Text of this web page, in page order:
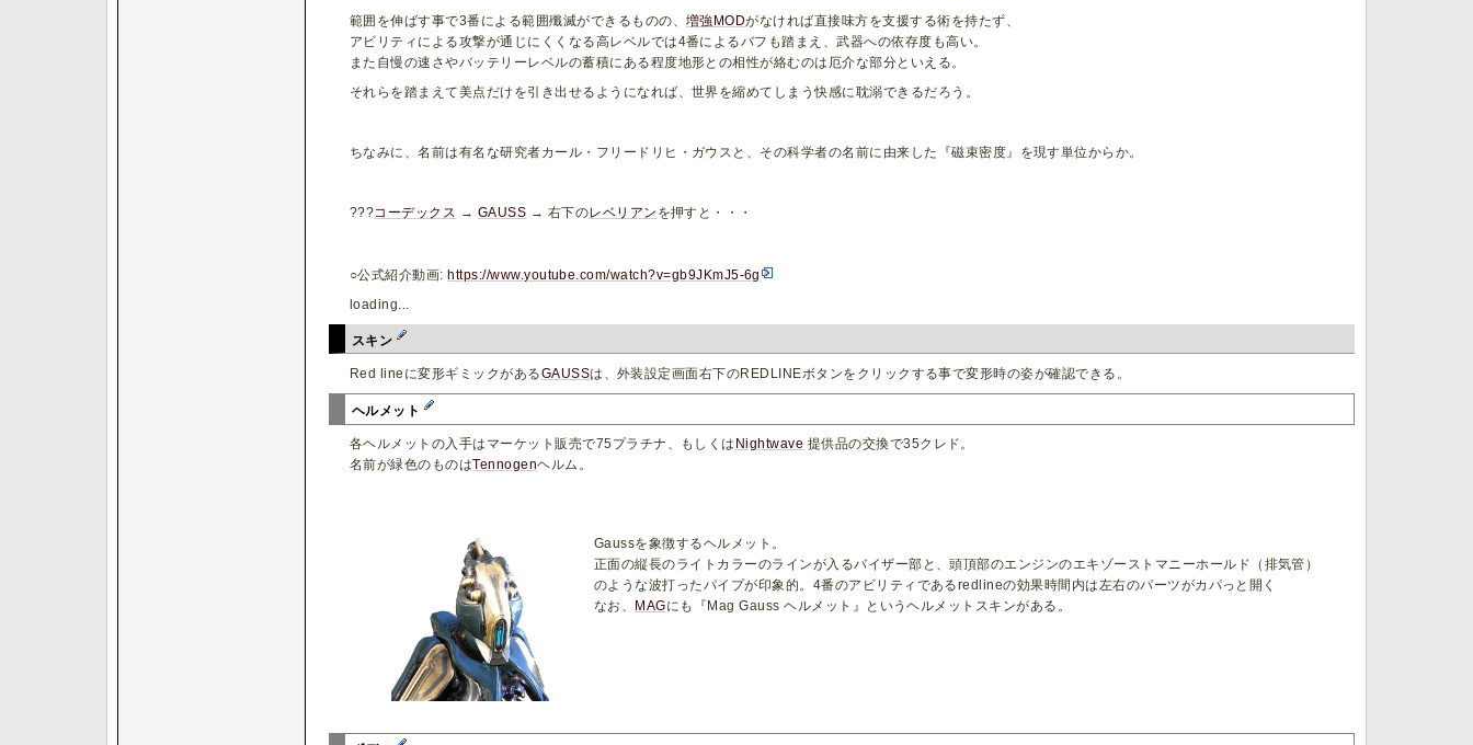
範囲を伸ばす事で3番による範囲殲滅ができるものの、 増強MODがなければ直接味方を支援する術を持たず、
アビリティによる攻撃が通じにくくなる高レベルでは4番によるバフも踏まえ、武器への依存度も高い。
また自慢の速さやバッテリーレベルの蓄積にある程度地形との相性が絡むのは厄介な部分といえる。
それらを踏まえて美点だけを引き出せるようになれば、世界を縮めてしまう快感に耽溺できるだろう。
ちなみに、名前は有名な研究者カール・フリードリヒ・ガウスと、その科学者の名前に由来した『磁束密度』を現す単位からか。
???コーデックス → GAUSS → 右下のレベリアン を押すと・・・
○公式紹介動画:https://www.youtube.com/watch?v=gb9JKmJ5-6g
loading...
スキン
Red lineに変形ギミックがあるGAUSSは、外装設定画面右下のREDLINEボタンをクリックする事で変形時の姿が確認できる。
ヘルメット
各ヘルメットの入手はマーケット販売で75プラチナ、もしくは Nightwave 提供品の交換で35クレド。
名前が緑色のものはTennogenヘルム。
Gaussを象徴するヘルメット。
正面の縦長のライトカラーのラインが入るバイザー部と、頭頂部のエンジンのエキゾーストマニーホールド（排気管）
のような波打ったパイプが印象的。4番のアビリティであるredlineの効果時間内は左右のパーツがカパっと開く
なお、 MAGにも『Mag Gauss ヘルメット』というヘルメットスキンがある。